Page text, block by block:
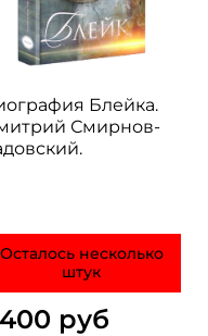
Блейка.
Смирнов-
Осталось несколько
штук
руб